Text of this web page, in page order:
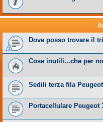
Dove posso trovare il
Cose inutili...che per
Sedili terza fila Peugeot
Portacellulare Peugeot